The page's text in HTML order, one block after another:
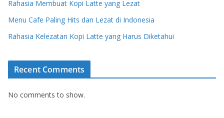
Rahasia Membuat Kopi Latte yang Lezat
Menu Cafe Paling Hits dan Lezat di Indonesia
Rahasia Kelezatan Kopi Latte yang Harus Diketahui
Recent Comments
No comments to show.